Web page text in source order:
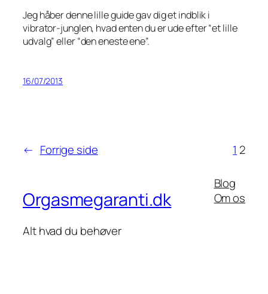
Jeg håber denne lille guide gav dig et indblik i
vibrator-junglen, hvad enten du er ude efter “et lille
udvalg” eller “den eneste ene”.
16/07/2013
← Forrige side 1 2
Orgasmegaranti.dk
Alt hvad du behøver
Blog
Om os